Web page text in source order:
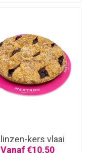
linzen-kers vlaai
Vanaf €10,50